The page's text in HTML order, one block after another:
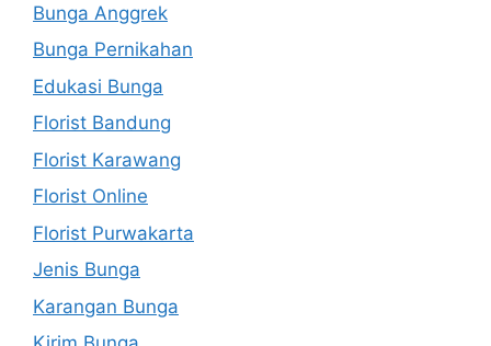
Bunga Anggrek
Bunga Pernikahan
Edukasi Bunga
Florist Bandung
Florist Karawang
Florist Online
Florist Purwakarta
Jenis Bunga
Karangan Bunga